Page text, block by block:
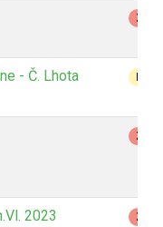
Z
- Č. Lhota
Z
2023 Z